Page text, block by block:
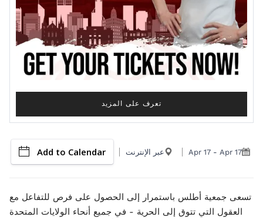
تعرف على المزيد
Apr 17
-
Apr 17 عبر الإنترنت Add to Calendar
تسعى جمعية أطلس باستمرار إلى الحصول على فرص للتفاعل مع
العقول التي تتوق إلى الحرية - في جميع أنحاء الولايات المتحدة